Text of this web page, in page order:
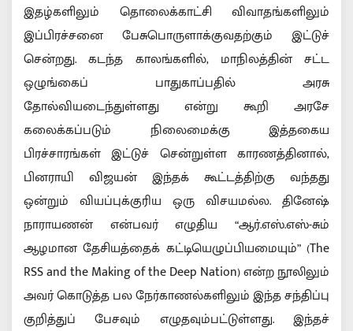
இதழ்களிலும் தொலைக்காட்சி விவாதங்களிலும்
இப்பிரச்சனை பேசுபொருளாக்குவதற்கும் இட்டுச்
சென்றது. கடந்த காலங்களில், மாநிலத்தின் சட்ட
ஒழுங்கைப் பாதுகாப்பதில் அரசு
தோல்வியடைந்துள்ளது என்று கூறி அரசே
கலைக்கப்படும் நிலைமைக்கு இத்தகைய
பிரச்சாரங்கள் இட்டுச் சென்றுள்ள காரணத்தினால்,
பினராயி விஜயன் இந்தக் கூட்டத்திற்கு வந்தது
ஒன்றும் வியப்புக்குரிய ஒரு விசயமல்ல. தினேஷ்
நாராயணன் என்பவர் எழுதிய “ஆர்.எஸ்.எஸ்-சும்
ஆழமான தேசியத்தைக் கட்டியெழுப்பியமையும்” (The
RSS and the Making of the Deep Nation) என்ற நூலிலும்
அவர் கொடுத்த பல நேர்காணல்களிலும் இந்த சந்திப்பு
குறித்துப் பேசவும் எழுதவும்பட்டுள்ளது. இந்தச்